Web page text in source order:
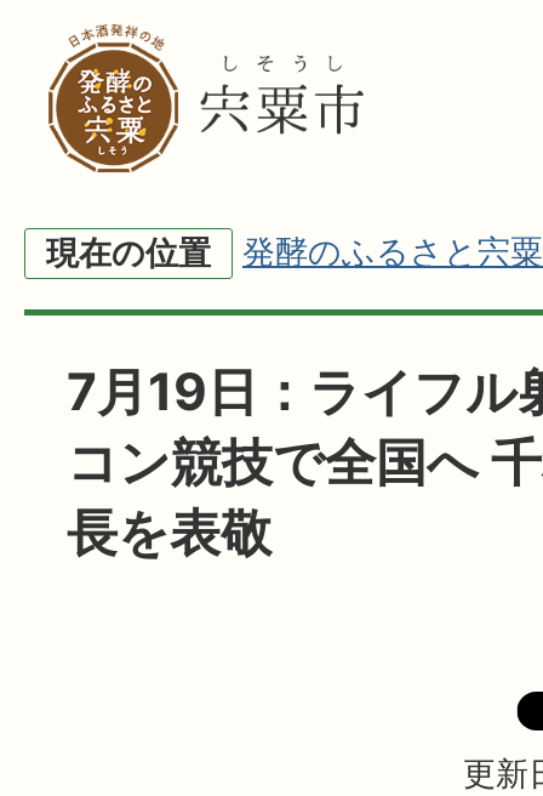
現在の位置 発酵のふるさと宍粟
7月19日：ライフル
コン競技で全国へ
長を表敬
更新